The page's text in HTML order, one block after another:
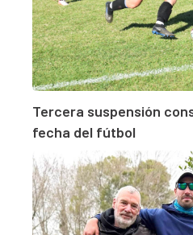
Tercera suspensión
fecha del fútbol